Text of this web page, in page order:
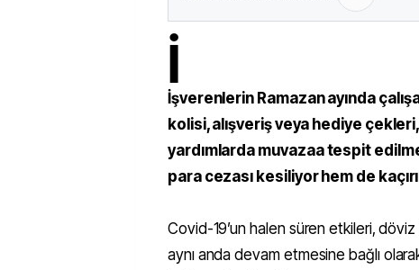
İ
İşverenlerin Ramazan ayında
kolisi, alışveriş veya hediye
yardımlarda muvazaa tespit
para cezası kesiliyor hem de
Covid-19’un halen süren etkileri,
aynı anda devam etmesine bağlı